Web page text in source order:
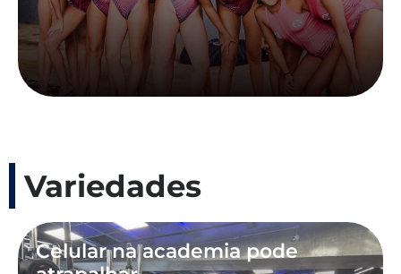
Variedades
Celular na academia pode